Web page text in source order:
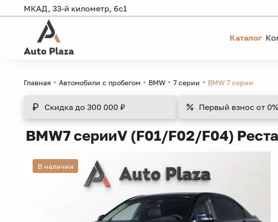
МКАД, 33-й километр, 6с1
Каталог
Главная Автомобили с пробегом BMW 7 серии BMW 7 серии
Скидка до 300 000 ₽ Первый взнос от 0%
BMW7 серииV (F01/F02/F04)
В наличии